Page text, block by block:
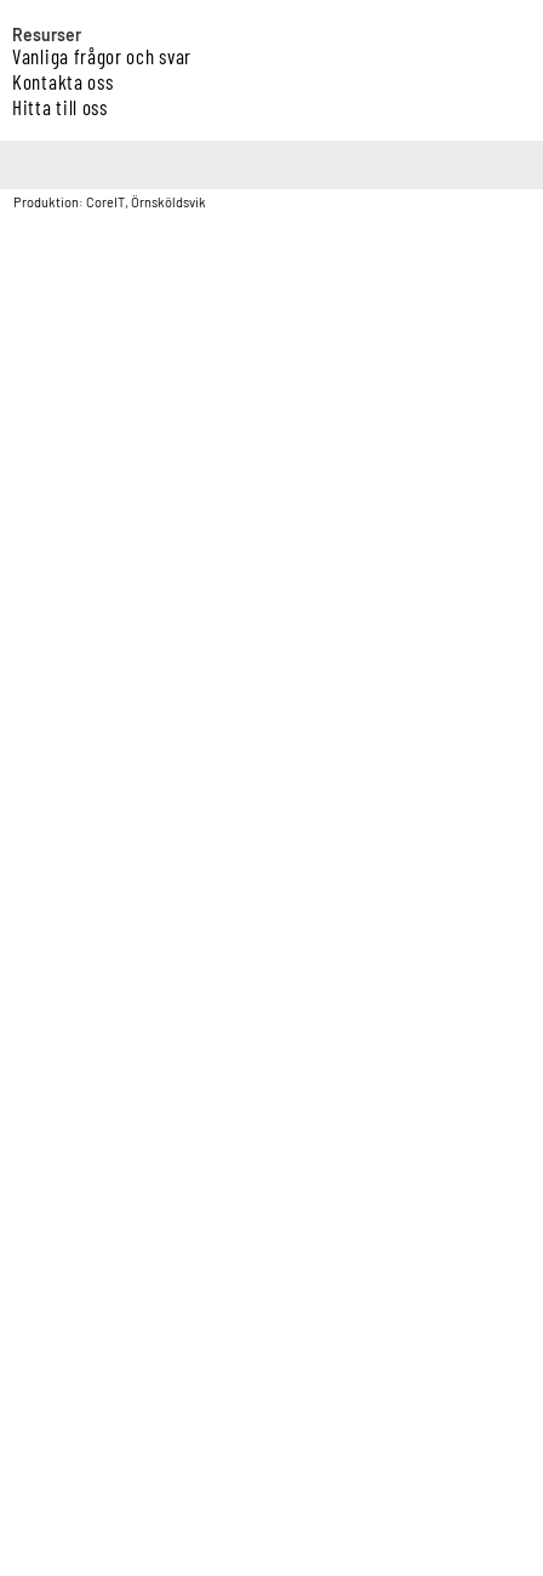
Resurser
Vanliga frågor och svar
Kontakta oss
Hitta till oss
Produktion: CoreIT, Örnsköldsvik